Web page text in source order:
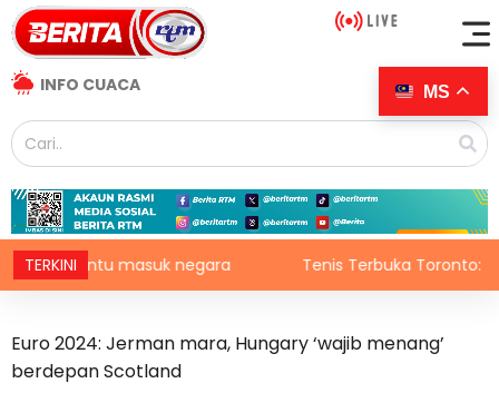
INFO CUACA
TERKINI
pintu masuk negara Tenis Terbuka Toronto: Elena
Euro 2024: Jerman mara, Hungary ‘wajib menang’
berdepan Scotland
MS